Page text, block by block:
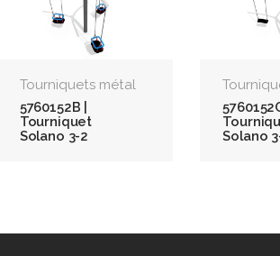
Tourniquets métal
5760152B |
Tourniquet
Solano 3-2
5760152C
Solano